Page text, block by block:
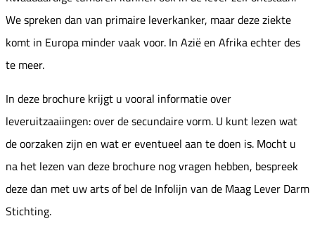
We spreken dan van primaire leverkanker, maar deze ziekte
komt in Europa minder vaak voor. In Azië en Afrika echter des
te meer.
In deze brochure krijgt u vooral informatie over
leveruitzaaiingen: over de secundaire vorm. U kunt lezen wat
de oorzaken zijn en wat er eventueel aan te doen is. Mocht u
na het lezen van deze brochure nog vragen hebben, bespreek
deze dan met uw arts of bel de Infolijn van de Maag Lever Darm
Stichting.